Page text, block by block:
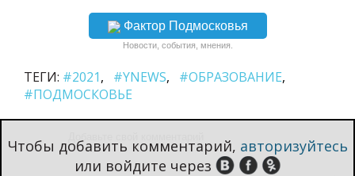
Фактор Подмосковья
Новости, события, мнения.
ТЕГИ: #2021 #YNEWS
#ОБРАЗОВАНИЕ
#ПОДМОСКОВЬЕ
Чтобы добавить комментарий, авторизуйтесь
или войдите через